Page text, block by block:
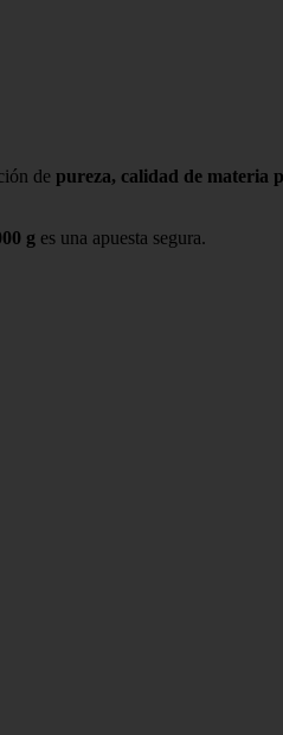
de pureza, calidad de materia
g es una apuesta segura.